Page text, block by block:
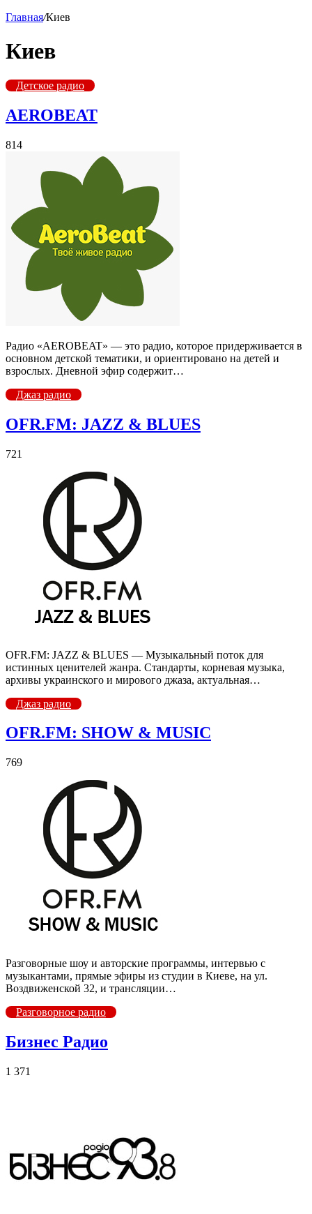
Главная/Киев
Киев
Детское радио
AEROBEAT
814
Радио «AEROBEAT» — это радио, которое придерживается в
основном детской тематики, и ориентировано на детей и
взрослых. Дневной эфир содержит…
Джаз радио
OFR.FM: JAZZ & BLUES
721
OFR.FM: JAZZ & BLUES — Музыкальный поток для
истинных ценителей жанра. Стандарты, корневая музыка,
архивы украинского и мирового джаза, актуальная…
Джаз радио
OFR.FM: SHOW & MUSIC
769
Разговорные шоу и авторские программы, интервью с
музыкантами, прямые эфиры из студии в Киеве, на ул.
Воздвиженской 32, и трансляции…
Разговорное радио
Бизнес Радио
1 371